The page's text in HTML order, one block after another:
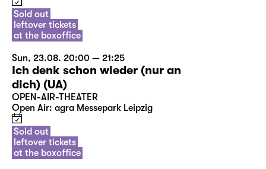
Sold out
leftover tickets
at the boxoffice
Sun, 23.08. 20:00 — 21:25
Ich denk schon wieder (nur an
dich) (UA)
OPEN-AIR-THEATER
Open Air: agra Messepark Leipzig
Sold out
leftover tickets
at the boxoffice